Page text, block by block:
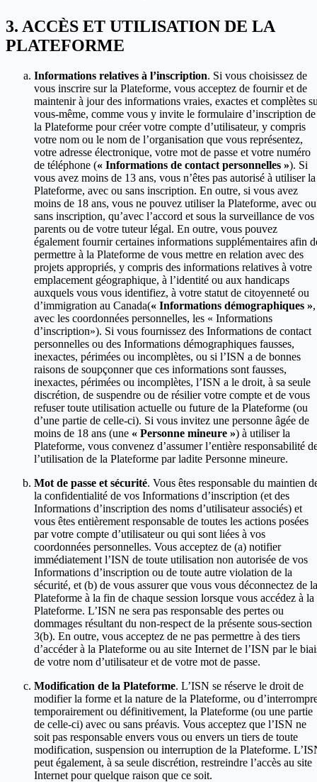
ACCÈS ET UTILISATION DE LA
PLATEFORME
Informations relatives à l’inscription. Si vous choisissez de
vous inscrire sur la Plateforme, vous acceptez de fournir et de
maintenir à jour des informations vraies, exactes et complètes
vous-même, comme vous y invite le formulaire d’inscription de
la Plateforme pour créer votre compte d’utilisateur, y compris
votre nom ou le nom de l’organisation que vous représentez,
votre adresse électronique, votre mot de passe et votre numéro
de téléphone (« Informations de contact personnelles »). Si
vous avez moins de 13 ans, vous n’êtes pas autorisé à utiliser la
Plateforme, avec ou sans inscription. En outre, si vous avez
moins de 18 ans, vous ne pouvez utiliser la Plateforme, avec ou
sans inscription, qu’avec l’accord et sous la surveillance de vos
parents ou de votre tuteur légal. En outre, vous pouvez
également fournir certaines informations supplémentaires afin
permettre à la Plateforme de vous mettre en relation avec des
projets appropriés, y compris des informations relatives à votre
emplacement géographique, à l’identité ou aux handicaps
auxquels vous vous identifiez, à votre statut de citoyenneté ou
d’immigration au Canada(« Informations démographiques »,
avec les coordonnées personnelles, les « Informations
d’inscription»). Si vous fournissez des Informations de contact
personnelles ou des Informations démographiques fausses,
inexactes, périmées ou incomplètes, ou si l’ISN a de bonnes
raisons de soupçonner que ces informations sont fausses,
inexactes, périmées ou incomplètes, l’ISN a le droit, à sa seule
discrétion, de suspendre ou de résilier votre compte et de vous
refuser toute utilisation actuelle ou future de la Plateforme (ou
d’une partie de celle-ci). Si vous invitez une personne âgée de
moins de 18 ans (une « Personne mineure ») à utiliser la
Plateforme, vous convenez d’assumer l’entière responsabilité
l’utilisation de la Plateforme par ladite Personne mineure.
Mot de passe et sécurité. Vous êtes responsable du maintien
la confidentialité de vos Informations d’inscription (et des
Informations d’inscription des noms d’utilisateur associés) et
vous êtes entièrement responsable de toutes les actions posées
par votre compte d’utilisateur ou qui sont liées à vos
coordonnées personnelles. Vous acceptez de (a) notifier
immédiatement l’ISN de toute utilisation non autorisée de vos
Informations d’inscription ou de toute autre violation de la
sécurité, et (b) de vous assurer que vous vous déconnectez de la
Plateforme à la fin de chaque session lorsque vous accédez à la
Plateforme. L’ISN ne sera pas responsable des pertes ou
dommages résultant du non-respect de la présente sous-section
3(b). En outre, vous acceptez de ne pas permettre à des tiers
d’accéder à la Plateforme ou au site Internet de l’ISN par le
de votre nom d’utilisateur et de votre mot de passe.
Modification de la Plateforme. L’ISN se réserve le droit de
modifier la forme et la nature de la Plateforme, ou
temporairement ou définitivement, la Plateforme (ou une partie
de celle-ci) avec ou sans préavis. Vous acceptez que l’ISN ne
soit pas responsable envers vous ou envers un tiers de toute
modification, suspension ou interruption de la Plateforme.
peut également, à sa seule discrétion, restreindre l’accès au site
Internet pour quelque raison que ce soit.